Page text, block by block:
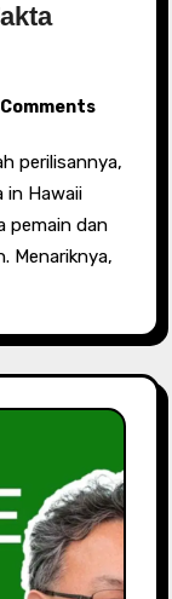
Comments
in Hawaii
pemain dan
Menariknya,